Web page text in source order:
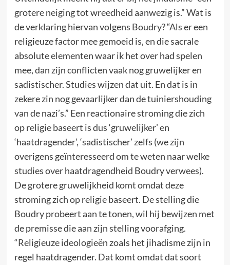
grotere neiging tot wreedheid aanwezig is.” Wat is
de verklaring hiervan volgens Boudry? “Als er een
religieuze factor mee gemoeid is, en die sacrale
absolute elementen waar ik het over had spelen
mee, dan zijn conflicten vaak nog gruwelijker en
sadistischer. Studies wijzen dat uit. En dat is in
zekere zin nog gevaarlijker dan de tuiniershouding
van de nazi’s.” Een reactionaire stroming die zich
op religie baseert is dus ‘gruwelijker’ en
‘haatdragender’, ‘sadistischer’ zelfs (we zijn
overigens geïnteresseerd om te weten naar welke
studies over haatdragendheid Boudry verwees).
De grotere gruwelijkheid komt omdat deze
stroming zich op religie baseert. De stelling die
Boudry probeert aan te tonen, wil hij bewijzen met
de premisse die aan zijn stelling voorafging.
“Religieuze ideologieën zoals het jihadisme zijn in
regel haatdragender. Dat komt omdat dat soort